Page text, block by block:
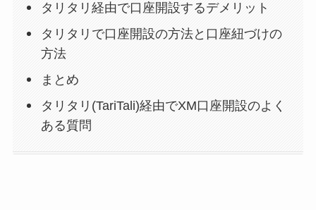
タリタリ経由で口座開設するデメリット
タリタリで口座開設の方法と口座紐づけの
方法
まとめ
タリタリ(TariTali)経由でXM口座開設のよく
ある質問